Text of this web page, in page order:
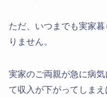
ただ、いつまでも実家
りません。
実家のご両親が急に病
て収入が下がってしま